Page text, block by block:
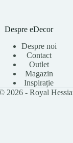
Despre eDecor
Despre noi
Contact
Outlet
Magazin
Inspirație
2026 - Royal